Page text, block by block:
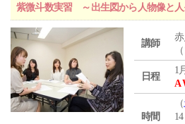
紫微斗数実習 ～出生図から人物像と
講師
日程
1
A
時間
（